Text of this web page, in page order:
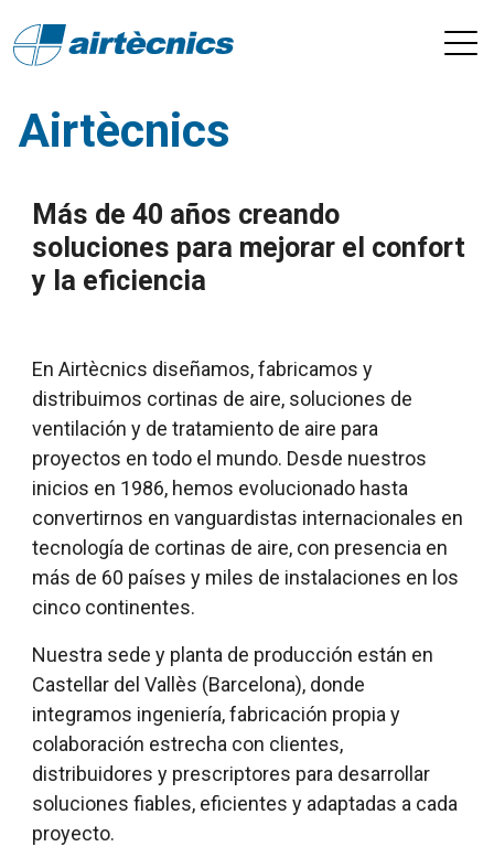
Airtècnics
Más de 40 años creando
soluciones para mejorar el confort
y la eficiencia
En Airtècnics diseñamos, fabricamos y
distribuimos cortinas de aire, soluciones de
ventilación y de tratamiento de aire para
proyectos en todo el mundo. Desde nuestros
inicios en 1986, hemos evolucionado hasta
convertirnos en vanguardistas internacionales en
tecnología de cortinas de aire, con presencia en
más de 60 países y miles de instalaciones en los
cinco continentes.
Nuestra sede y planta de producción están en
Castellar del Vallès (Barcelona), donde
integramos ingeniería, fabricación propia y
colaboración estrecha con clientes,
distribuidores y prescriptores para desarrollar
soluciones fiables, eficientes y adaptadas a cada
proyecto.